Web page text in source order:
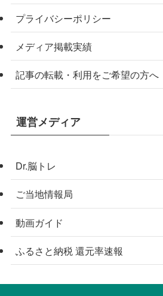
プライバシーポリシー
メディア掲載実績
記事の転載・利用をご希望の方へ
運営メディア
Dr.脳トレ
ご当地情報局
動画ガイド
ふるさと納税 還元率速報